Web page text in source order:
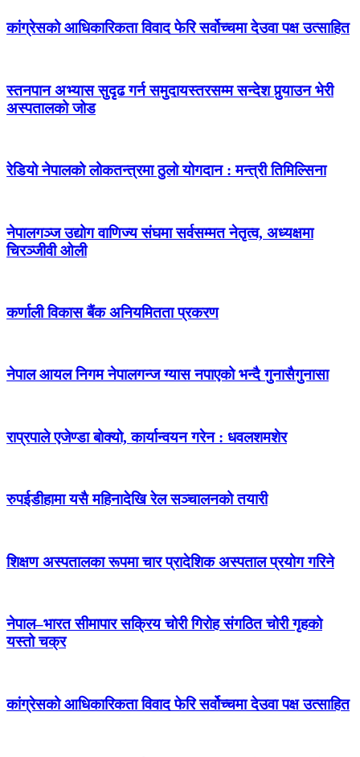
कांग्रेसको आधिकारिकता विवाद फेरि सर्वोच्चमा देउवा पक्ष उत्साहित
स्तनपान अभ्यास सुदृढ गर्न समुदायस्तरसम्म सन्देश पुर्‍याउन भेरी
अस्पतालको जोड
रेडियो नेपालको लोकतन्त्रमा ठुलो योगदान : मन्त्री तिमिल्सिना
नेपालगञ्ज उद्योग वाणिज्य संघमा सर्वसम्मत नेतृत्व, अध्यक्षमा
चिरञ्जीवी ओली
कर्णाली विकास बैंक अनियमितता प्रकरण
नेपाल आयल निगम नेपालगन्ज ग्यास नपाएको भन्दै गुनासैगुनासा
राप्रपाले एजेण्डा बोक्यो, कार्यान्वयन गरेन : धवलशमशेर
रुपईडीहामा यसै महिनादेखि रेल सञ्चालनको तयारी
शिक्षण अस्पतालका रूपमा चार प्रादेशिक अस्पताल प्रयोग गरिने
नेपाल–भारत सीमापार सक्रिय चोरी गिरोह संगठित चोरी गृहको
यस्तो चक्र
कांग्रेसको आधिकारिकता विवाद फेरि सर्वोच्चमा देउवा पक्ष उत्साहित